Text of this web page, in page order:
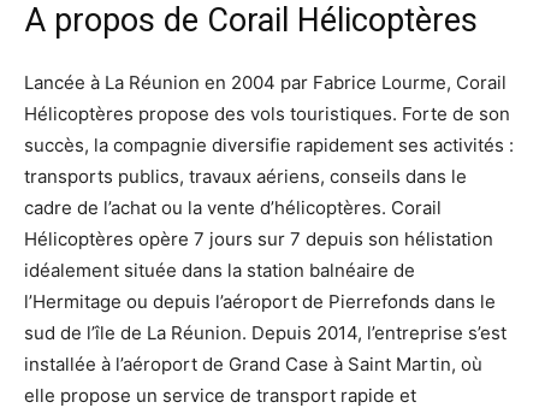
A propos de Corail Hélicoptères
Lancée à La Réunion en 2004 par Fabrice Lourme, Corail
Hélicoptères propose des vols touristiques. Forte de son
succès, la compagnie diversifie rapidement ses activités :
transports publics, travaux aériens, conseils dans le
cadre de l’achat ou la vente d’hélicoptères. Corail
Hélicoptères opère 7 jours sur 7 depuis son hélistation
idéalement située dans la station balnéaire de
l’Hermitage ou depuis l’aéroport de Pierrefonds dans le
sud de l’île de La Réunion. Depuis 2014, l’entreprise s’est
installée à l’aéroport de Grand Case à Saint Martin, où
elle propose un service de transport rapide et